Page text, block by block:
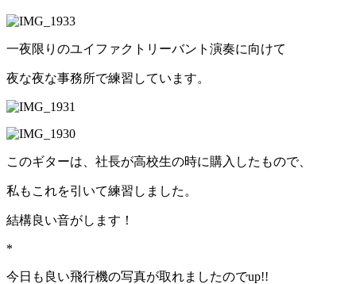
一夜限りのユイファクトリーバント演奏に向けて
夜な夜な事務所で練習しています。
このギターは、社長が高校生の時に購入したもので、
私もこれを引いて練習しました。
結構良い音がします！
*
今日も良い飛行機の写真が取れましたのでup!!